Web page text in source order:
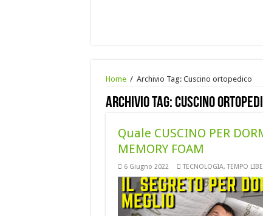
Home / Archivio Tag: Cuscino ortopedico
Archivio Tag:Cuscino
Quale CUSCINO PER
MEMORY FOAM
6 Giugno 2022 TECNOLOGIA,TEMPO